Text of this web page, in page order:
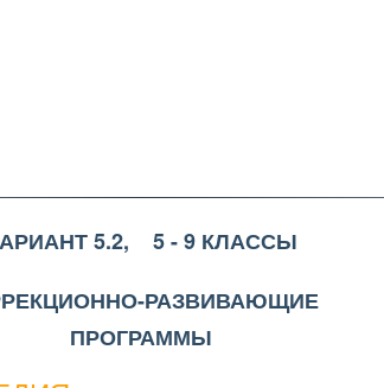
5.2,    5 - 9 КЛАССЫ
РАЗВИВАЮЩИЕ
ПРОГРАММЫ